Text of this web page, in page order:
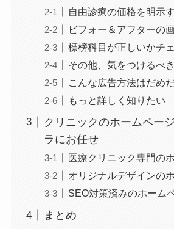
自由診療の価格を明示
ビフォー＆アフターの
標榜科目が正しいかチ
その他、気をつけるべ
こんな広告方法はだめ
もっと詳しく知りたい
クリニックのホームペー
ラにお任せ
医療クリニック専門の
オリジナルデザインの
SEO対策済みのホーム
まとめ